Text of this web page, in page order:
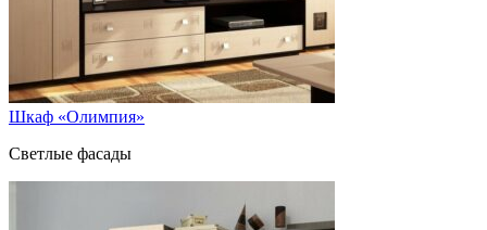
Шкаф «Олимпия»
Светлые фасады